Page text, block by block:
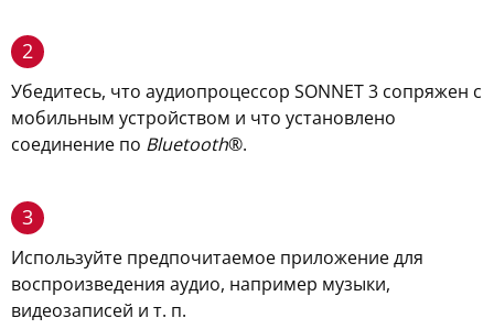
2
Убедитесь, что аудиопроцессор SONNET 3 сопряжен с
мобильным устройством и что установлено
соединение по Bluetooth®.
3
Используйте предпочитаемое приложение для
воспроизведения аудио, например музыки,
видеозаписей и т. п.